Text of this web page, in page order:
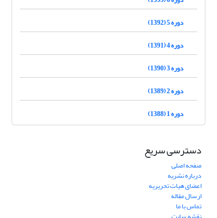
دوره 5 (1392)
دوره 4 (1391)
دوره 3 (1390)
دوره 2 (1389)
دوره 1 (1388)
دسترسی سریع
صفحه اصلی
درباره نشریه
اعضای هیات تحریریه
ارسال مقاله
تماس با ما